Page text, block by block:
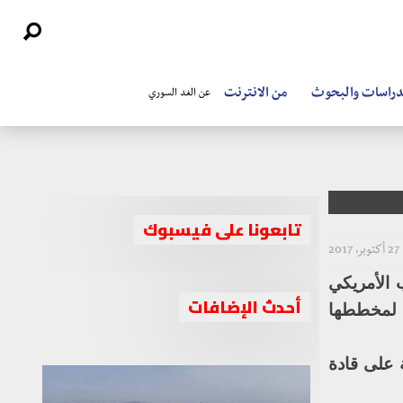
والبحوث من الانترنت عن الغد السوري
27 أكتوبر، 2017
الأمريكي
لمخططها
على قادة
تابعونا على فيسبوك
أحدث الإضافات
النظام والمعارضة قبيل عقد أول جولة
محادثات بين الطرفين